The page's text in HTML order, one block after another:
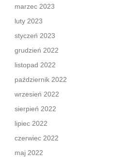
marzec 2023
luty 2023
styczeń 2023
grudzień 2022
listopad 2022
październik 2022
wrzesień 2022
sierpień 2022
lipiec 2022
czerwiec 2022
maj 2022